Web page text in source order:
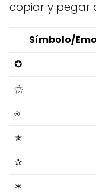
copiar y pegar
Símbolo/
✪
⚝
⍟
✯
✰
✶